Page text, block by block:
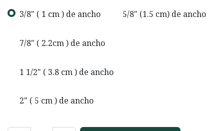
3/8" ( 1 cm ) de ancho 5/8" (1.5 cm) de ancho
7/8" ( 2.2cm ) de ancho
1 1/2" ( 3.8 cm ) de ancho
2" ( 5 cm ) de ancho